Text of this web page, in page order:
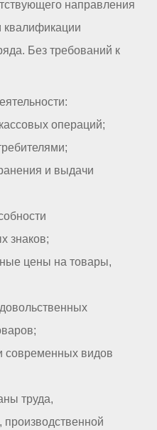
направления
квалификации
Без требований к
операций;
и выдачи
знаков;
цены на товары,
видов
труда,